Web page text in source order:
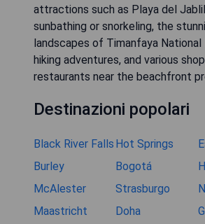
attractions such as Playa del
sunbathing or snorkeling, the
landscapes of Timanfaya
hiking adventures, and various
restaurants near the beachfront
Destinazioni popolari
Black River Falls Hot Springs
Burley
Bogotá
McAlester
Strasburgo
Maastricht
Doha